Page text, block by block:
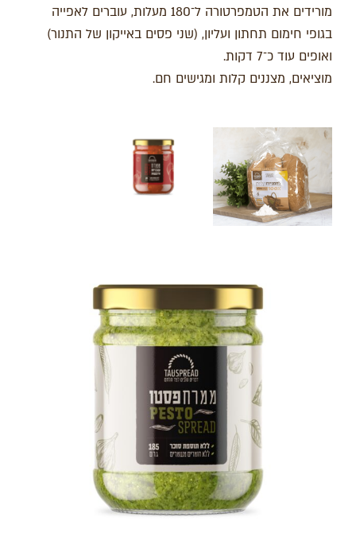
מורידים את הטמפרטורה ל־180 מעלות, עוברים לאפייה
בגופי חימום תחתון ועליון, (שני פסים באייקון של התנור)
ואופים עוד כ־7 דקות.
מוציאים, מצננים קלות ומגישים חם.